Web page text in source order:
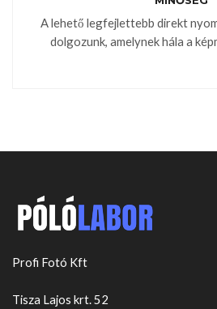
A lehető legfejlettebb direkt
dolgozunk, amelynek hála a
Profi Fotó Kft
Tisza Lajos krt. 52